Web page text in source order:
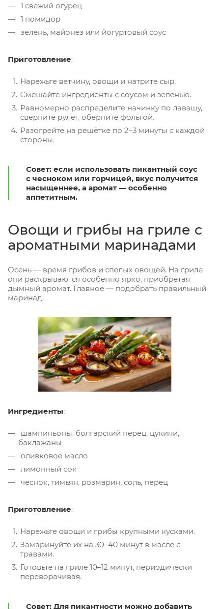
1 свежий огурец
1 помидор
зелень, майонез или йогуртовый соус
Приготовление:
Нарежьте ветчину, овощи и натрите сыр.
Смешайте ингредиенты с соусом и зеленью.
Равномерно распределите начинку по лавашу,
сверните рулет, оберните фольгой.
Разогрейте на решётке по 2–3 минуты с каждой
стороны.
Совет: если использовать пикантный соус
с чесноком или горчицей, вкус получится
насыщеннее, а аромат — особенно
аппетитным.
Овощи и грибы на гриле с
ароматными маринадами
Осень — время грибов и спелых овощей. На гриле
они раскрываются особенно ярко, приобретая
дымный аромат. Главное — подобрать правильный
маринад.
Ингредиенты:
шампиньоны, болгарский перец, цукини,
баклажаны
оливковое масло
лимонный сок
чеснок, тимьян, розмарин, соль, перец
Приготовление:
Нарежьте овощи и грибы крупными кусками.
Замаринуйте их на 30–40 минут в масле с
травами.
Готовьте на гриле 10–12 минут, периодически
переворачивая.
Совет: Для пикантности можно добавить